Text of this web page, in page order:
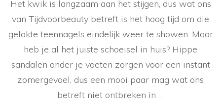
voor
Het kwik is langzaam aan het stijgen, dus wat ons
van Tijdvoorbeauty betreft is het hoog tijd om die
gelakte teennagels eindelijk weer te showen. Maar
heb je al het juiste schoeisel in huis? Hippe
sandalen onder je voeten zorgen voor een instant
zomergevoel, dus een mooi paar mag wat ons
betreft niet ontbreken in …